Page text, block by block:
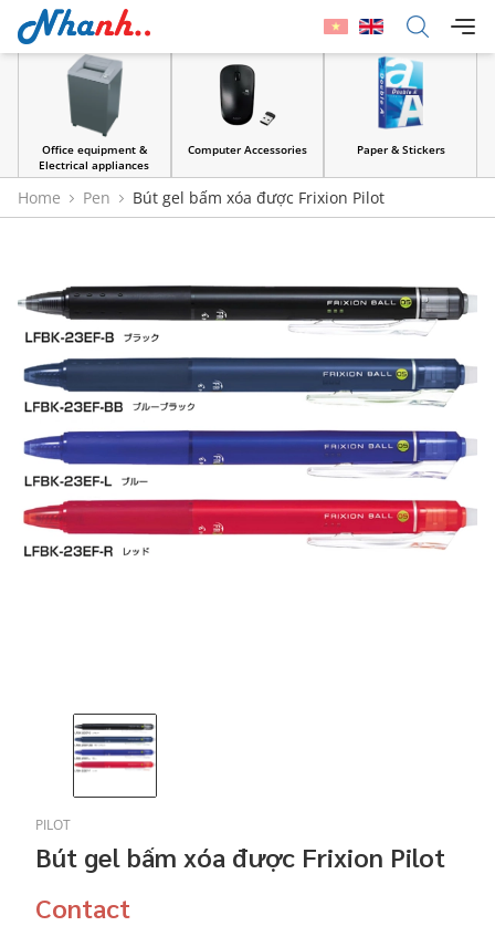
Office equipment &
Electrical appliances
Computer Accessories Paper & Stickers
Home Pen Bút gel bấm xóa được Frixion Pilot
PILOT
Bút gel bấm xóa được Frixion Pilot
Contact